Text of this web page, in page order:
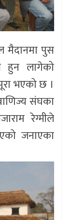
मैदानमा पुस
हुन लागेको
भएको छ ।
संघका
रेग्मीले
जनाएका